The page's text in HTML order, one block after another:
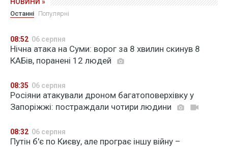
Останні Популярні
08:52 06 серпня
Нічна атака на Суми: ворог за 8 хвилин скинув 8
КАБів, поранені 12 людей
08:35 06 серпня
Росіяни атакували дроном багатоповерхівку у
Запоріжжі: постраждали чотири людини
08:32 06 серпня
Путін б'є по Києву, але програє іншу війну –